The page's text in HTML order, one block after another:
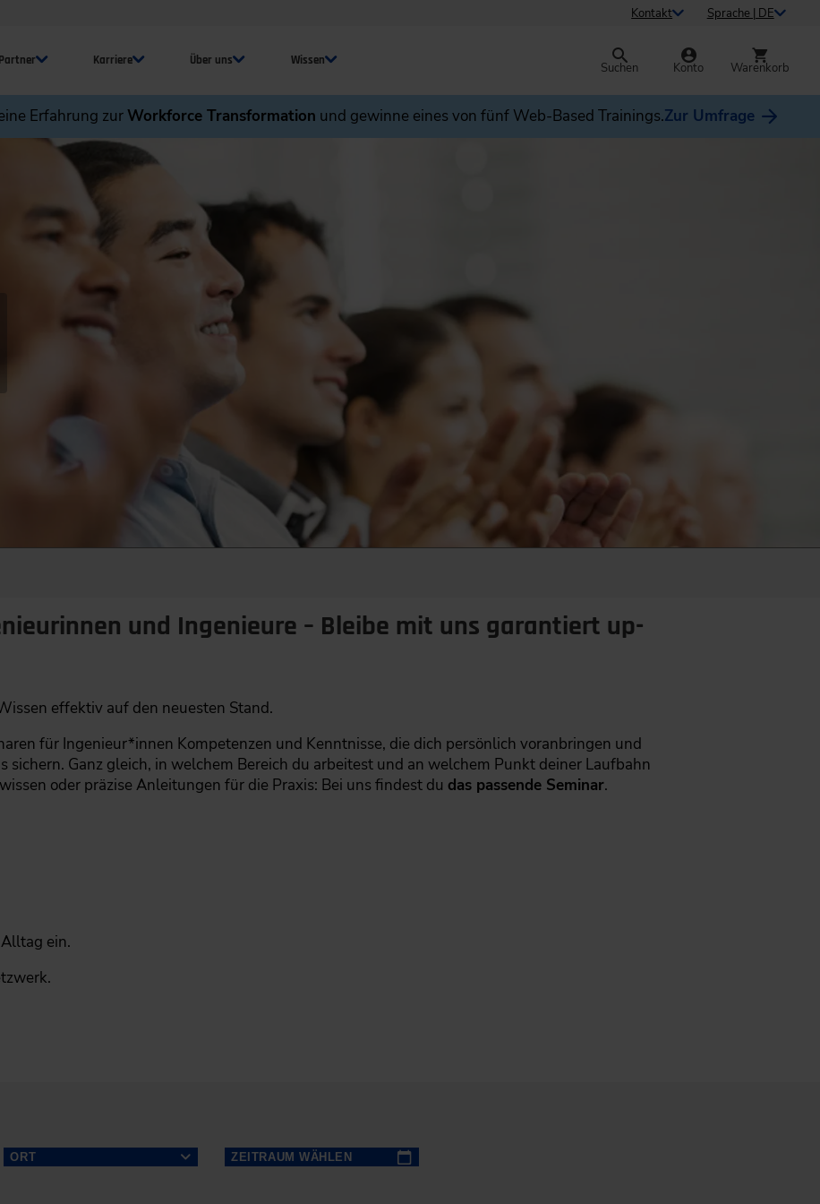
Kontakt Sprache | DE
Karriere Über uns Wissen Suchen Konto Warenkorb
Erfahrung zurWorkforce Transformation und gewinne eines von fünf Web-Based Trainings.Zur Umfrage
und Ingenieure – Bleibe mit uns garantiert up-
effektiv auf den neuesten Stand.
für Ingenieur*innen Kompetenzen und Kenntnisse, die dich persönlich voranbringen und
sichern. Ganz gleich, in welchem Bereich du arbeitest und an welchem Punkt deiner Laufbahn
oder präzise Anleitungen für die Praxis: Bei uns findest du das passende Seminar.
ein.
ORT ZEITRAUM WÄHLEN